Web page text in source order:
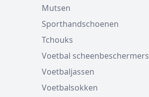
Mutsen
Sporthandschoenen
Tchouks
Voetbal scheenbeschermers
Voetbaljassen
Voetbalsokken